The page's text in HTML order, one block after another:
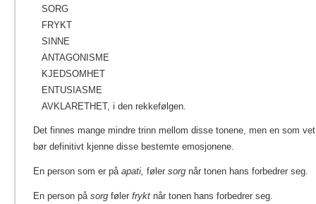
SORG
FRYKT
SINNE
ANTAGONISME
KJEDSOMHET
ENTUSIASME
AVKLARETHET, i den rekkefølgen.
Det finnes mange mindre trinn mellom disse tonene, men en som
bør definitivt kjenne disse bestemte emosjonene.
En person som er på apati, føler sorg når tonen hans forbedrer seg.
En person på sorg føler frykt når tonen hans forbedrer seg.